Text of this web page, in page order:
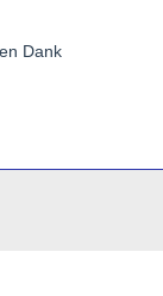
Dank